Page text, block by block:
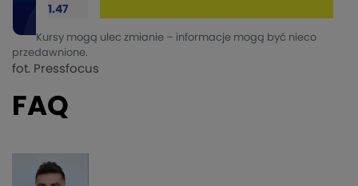
1.47
Kursy mogą ulec zmianie – informacje mogą być nieco
przedawnione.
fot. Pressfocus
FAQ